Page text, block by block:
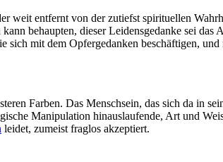
weit entfernt von der zutiefst spirituellen
behaupten, dieser Leidensgedanke sei
sich mit dem Opfergedanken beschäftigen,
Farben. Das Menschsein, das sich da in
Manipulation hinauslaufende, Art und
leidet, zumeist fraglos akzeptiert.